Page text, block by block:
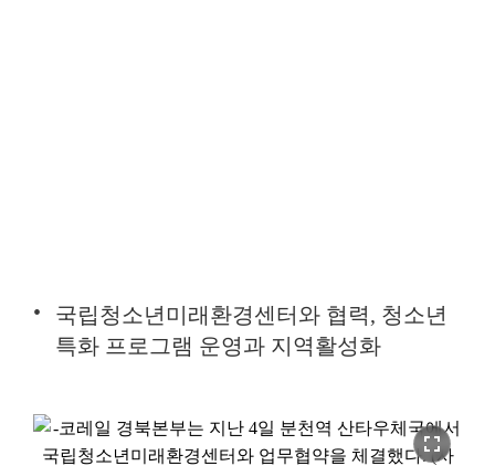
국립청소년미래환경센터와 협력, 청소년
특화 프로그램 운영과 지역활성화
fullscreen